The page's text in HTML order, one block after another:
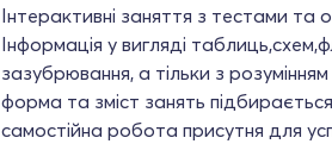
Інтерактивні заняття з тестами та
Інформація у вигляді
зазубрювання, а тільки з
форма та зміст занять підбирається
самостійна робота присутня для